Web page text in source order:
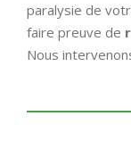
paralysie de
faire preuve de
Nous